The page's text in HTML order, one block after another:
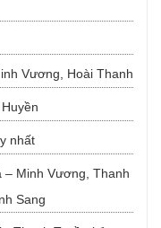
Vương, Hoài Thanh
nhất
Minh Vương, Thanh
Sang